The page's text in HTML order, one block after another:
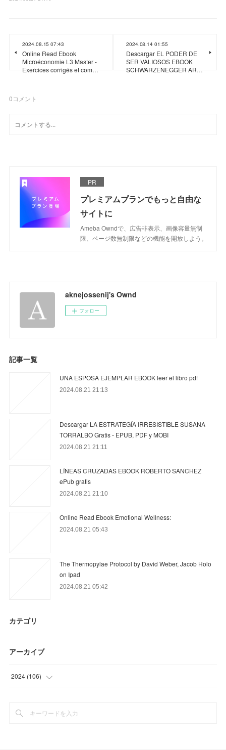
2024.08.15 07:43
Online Read Ebook
Microéconomie L3 Master -
Exercices corrigés et com…
2024.08.14 01:55
Descargar EL PODER DE
SER VALIOSOS EBOOK
SCHWARZENEGGER AR…
0コメント
PR
プレミアムプランでもっと自由な
サイトに
Ameba Owndで、広告非表示、画像容量無制
限、ページ数無制限などの機能を開放しよう。
aknejossenij's Ownd
フォロー
記事一覧
UNA ESPOSA EJEMPLAR EBOOK leer el libro pdf
2024.08.21 21:13
Descargar LA ESTRATEGÍA IRRESISTIBLE SUSANA
TORRALBO Gratis - EPUB, PDF y MOBI
2024.08.21 21:11
LÍNEAS CRUZADAS EBOOK ROBERTO SANCHEZ
ePub gratis
2024.08.21 21:10
Online Read Ebook Emotional Wellness:
2024.08.21 05:43
The Thermopylae Protocol by David Weber, Jacob Holo
on Ipad
2024.08.21 05:42
カテゴリ
アーカイブ
2024 (106)
(